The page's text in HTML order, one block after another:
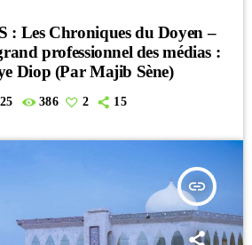
: Les Chroniques du Doyen –
professionnel des médias :
Diop (Par Majib Sène)
386 2 15
insert_link